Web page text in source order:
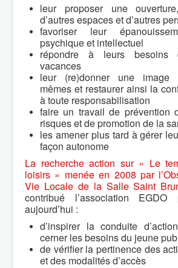
leur proposer une
d’autres espaces et d’autres
favoriser leur
psychique et intellectuel
répondre à leurs
vacances
leur (re)donner une image
mêmes et restaurer ainsi la
à toute responsabilisation
faire un travail de prévention
risques et de promotion de la
les amener plus tard à gérer
façon autonome
La recherche action sur « Le
loisirs » menée en 2008 par
Vie Locale de la Salle Saint
contribué l’association EGDO
aujourd’hui :
d’inspirer la conduite
cerner les besoins du jeune
de vérifier la pertinence des
et des modalités d’accès